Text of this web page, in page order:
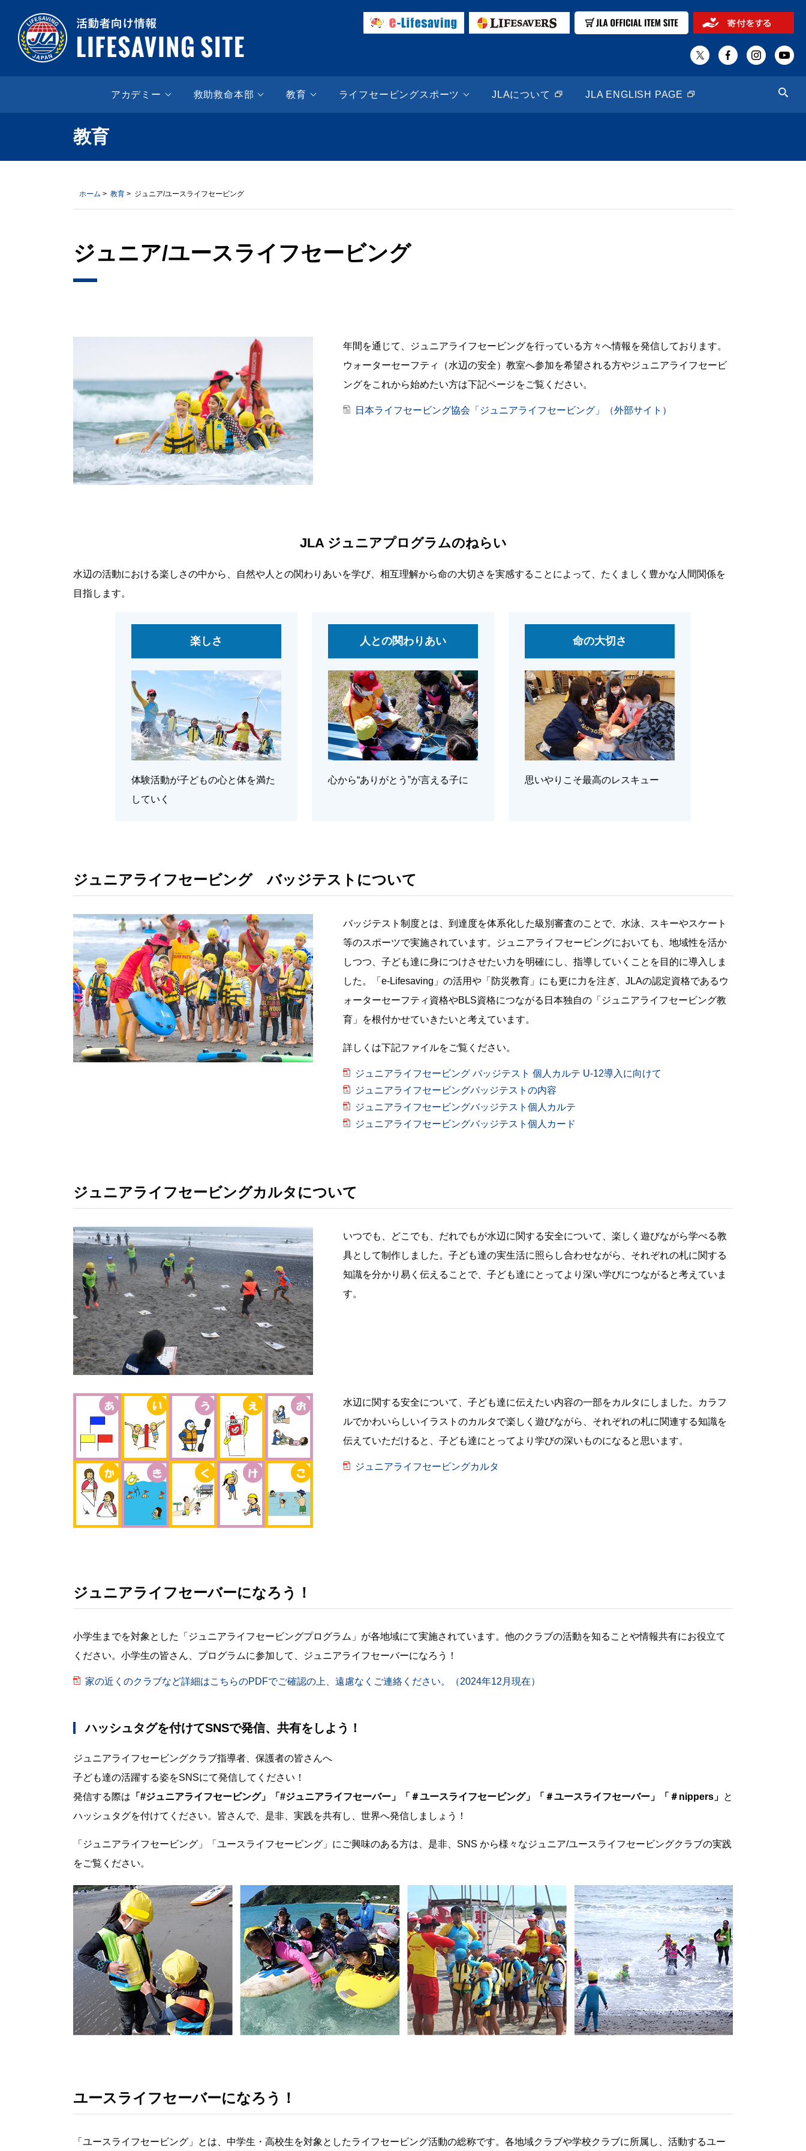
LIFESAVING SITE | 日本ライフセービング協会（JLA）
アカデミー 救助救命本部 教育 ライフセービングスポーツ JLAについて JLA ENGLISH PAGE
教育
ホーム > 教育 > ジュニア/ユースライフセービング
ジュニア/ユースライフセービング
年間を通じて、ジュニアライフセービングを行っている方々へ情報を発信しております。
ウォーターセーフティ（水辺の安全）教室へ参加を希望される方やジュニアライフセービ
ングをこれから始めたい方は下記ページをご覧ください。
日本ライフセービング協会「ジュニアライフセービング」（外部サイト）
JLA ジュニアプログラムのねらい
水辺の活動における楽しさの中から、自然や人との関わりあいを学び、相互理解から命の大切さを実感することによって、たくましく豊かな人間関係を
目指します。
楽しさ
体験活動が子どもの心と体を満た
していく
人との関わりあい
心から“ありがとう”が言える子に
命の大切さ
思いやりこそ最高のレスキュー
ジュニアライフセービング バッジテストについて
バッジテスト制度とは、到達度を体系化した級別審査のことで、水泳、スキーやスケート
等のスポーツで実施されています。ジュニアライフセービングにおいても、地域性を活か
しつつ、子ども達に身につけさせたい力を明確にし、指導していくことを目的に導入しま
した。「e-Lifesaving」の活用や「防災教育」にも更に力を注ぎ、JLAの認定資格であるウ
ォーターセーフティ資格やBLS資格につながる日本独自の「ジュニアライフセービング教
育」を根付かせていきたいと考えています。
詳しくは下記ファイルをご覧ください。
ジュニアライフセービング バッジテスト 個人カルテ U-12導入に向けて
ジュニアライフセービングバッジテストの内容
ジュニアライフセービングバッジテスト個人カルテ
ジュニアライフセービングバッジテスト個人カード
ジュニアライフセービングカルタについて
いつでも、どこでも、だれでもが水辺に関する安全について、楽しく遊びながら学べる教
具として制作しました。子ども達の実生活に照らし合わせながら、それぞれの札に関する
知識を分かり易く伝えることで、子ども達にとってより深い学びにつながると考えていま
す。
水辺に関する安全について、子ども達に伝えたい内容の一部をカルタにしました。カラフ
ルでかわいらしいイラストのカルタで楽しく遊びながら、それぞれの札に関連する知識を
伝えていただけると、子ども達にとってより学びの深いものになると思います。
ジュニアライフセービングカルタ
ジュニアライフセーバーになろう！
小学生までを対象とした「ジュニアライフセービングプログラム」が各地域にて実施されています。他のクラブの活動を知ることや情報共有にお役立て
ください。小学生の皆さん、プログラムに参加して、ジュニアライフセーバーになろう！
家の近くのクラブなど詳細はこちらのPDFでご確認の上、遠慮なくご連絡ください。（2024年12月現在）
ハッシュタグを付けてSNSで発信、共有をしよう！
ジュニアライフセービングクラブ指導者、保護者の皆さんへ
子ども達の活躍する姿をSNSにて発信してください！
発信する際は 「#ジュニアライフセービング」「#ジュニアライフセーバー」「＃ユースライフセービング」「＃ユースライフセーバー」「＃nippers」 と
ハッシュタグを付けてください。皆さんで、是非、実践を共有し、世界へ発信しましょう！
「ジュニアライフセービング」「ユースライフセービング」にご興味のある方は、是非、SNS から様々なジュニア/ユースライフセービングクラブの実践
をご覧ください。
ユースライフセーバーになろう！
「ユースライフセービング」とは、中学生・高校生を対象としたライフセービング活動の総称です。各地域クラブや学校クラブに所属し、活動するユー